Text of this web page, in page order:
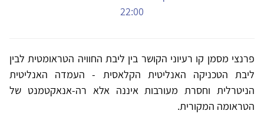
22:00
פרנצי מסמן קו רעיוני הקושר בין ליבת החוויה הטראומטית לבין
ליבת הטכניקה האנליטית הקלאסית - העמדה האנליטית
הניטרלית וחסרת מעורבות איננה אלא רה-אנאקטמנט של
הטראומה המקורית.